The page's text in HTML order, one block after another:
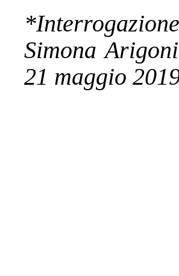
Simona
21 maggio